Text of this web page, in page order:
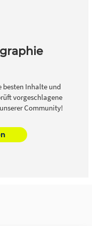
besten Inhalte und
vorgeschlagene
Community!